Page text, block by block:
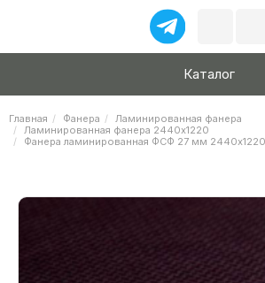
Каталог
Главная Фанера
Ламинированная фанера
Ламинированная фанера 2440х1220
Фанера ламинированная ФСФ 27 мм 2440х1220